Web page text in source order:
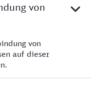
von
von
auf dieser